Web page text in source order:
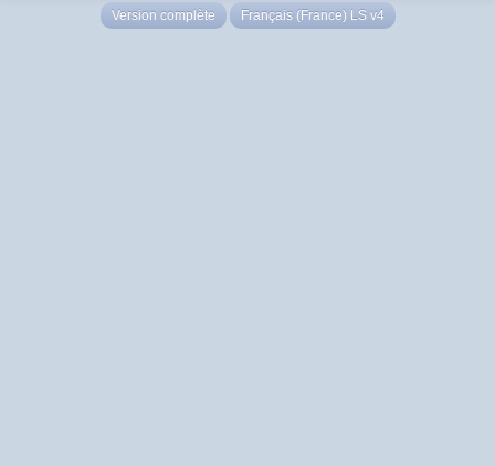
Version complète Français (France) LS v4